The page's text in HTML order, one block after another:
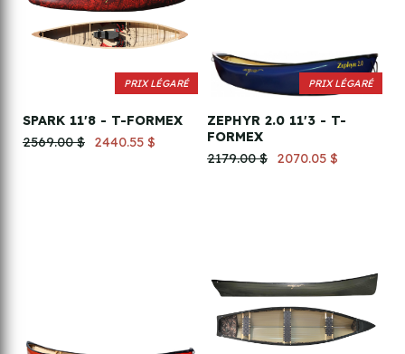
PRIX LÉGARÉ
SPARK 11'8 - T-FORMEX
2569.00 $
2440.55 $
PRIX LÉGARÉ
ZEPHYR 2.0 11'3 - T-
FORMEX
2179.00 $
2070.05 $